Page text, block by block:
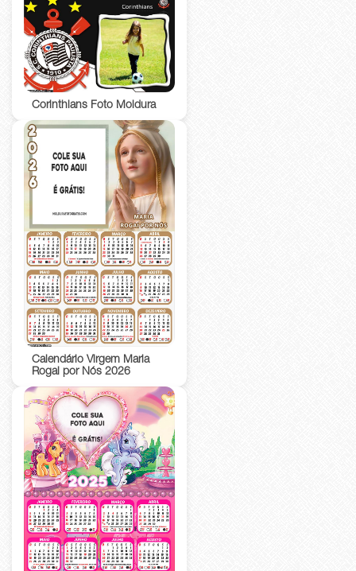
Corinthians Foto Moldura
Calendário Virgem Maria
Rogai por Nós 2026